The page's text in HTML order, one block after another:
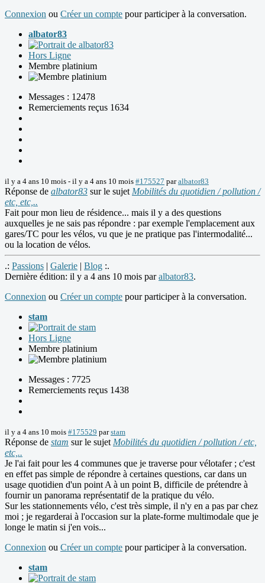
Connexion ou Créer un compte pour participer à la conversation.
albator83
Hors Ligne
Membre platinium
Messages : 12478
Remerciements reçus 1634
il y a 4 ans 10 mois - il y a 4 ans 10 mois #175527 paralbator83
Réponse de albator83 sur le sujet Mobilités du quotidien / pollution /
etc, etc,..
Fait pour mon lieu de résidence... mais il y a des questions
auxquelles je ne sais pas répondre : par exemple l'emplacement aux
gares/TC pour les vélos, vu que je ne pratique pas l'intermodalité...
ou la location de vélos.
.: Passions | Galerie | Blog :.
Dernière édition: il y a 4 ans 10 mois paralbator83.
Connexion ou Créer un compte pour participer à la conversation.
stam
Hors Ligne
Membre platinium
Messages : 7725
Remerciements reçus 1438
il y a 4 ans 10 mois #175529 parstam
Réponse de stam sur le sujet Mobilités du quotidien / pollution / etc,
etc,..
Je l'ai fait pour les 4 communes que je traverse pour vélotafer ; c'est
en effet pas simple de répondre à certaines questions, car dans un
usage quotidien d'un point A à un point B, difficile de prétendre à
fournir un panorama représentatif de la pratique du vélo.
Sur les stationnements vélo, c'est très simple, il n'y en a pas par chez
moi ; je regarderai à l'occasion sur la plate-forme multimodale que je
longe le matin si j'en vois...
Connexion ou Créer un compte pour participer à la conversation.
stam